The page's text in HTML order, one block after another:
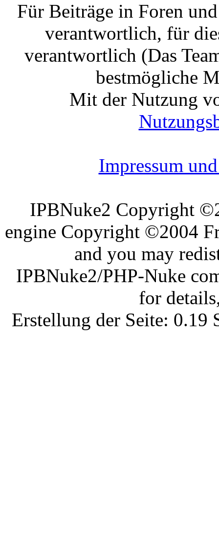
Für Beiträge in Foren
verantwortlich, für
verantwortlich (Das
bestmögliche
Mit der Nutzung
Impressum
IPBNuke2 Copyright
engine Copyright ©2004
and you may
IPBNuke2/PHP-Nuke
for
Erstellung der Seite: 0.19